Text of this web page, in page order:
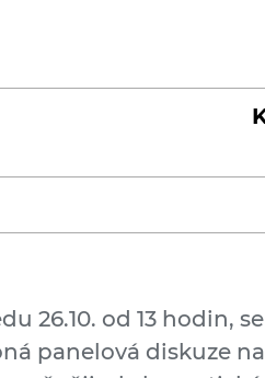
26.10. od 13 hodin,
panelová diskuze